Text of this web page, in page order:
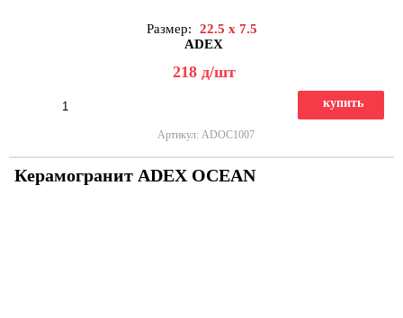
Размер:
22.5 x 7.5
ADEX
218 д/шт
купить
Артикул: ADOC1007
Керамогранит ADEX OCEAN